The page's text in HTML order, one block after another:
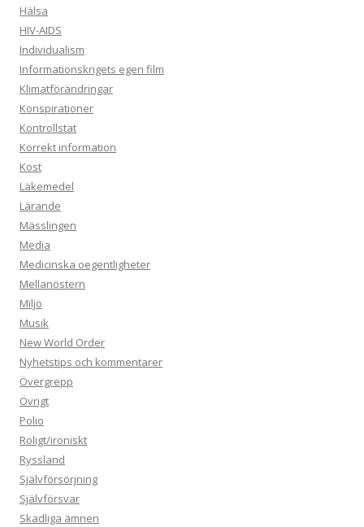
Hälsa
HIV-AIDS
Individualism
Informationskrigets egen film
Klimatförändringar
Konspirationer
Kontrollstat
Korrekt information
Kost
Läkemedel
Lärande
Mässlingen
Media
Medicinska oegentligheter
Mellanöstern
Miljö
Musik
New World Order
Nyhetstips och kommentarer
Övergrepp
Övrigt
Polio
Roligt/ironiskt
Ryssland
Självförsörjning
Självförsvar
Skadliga ämnen